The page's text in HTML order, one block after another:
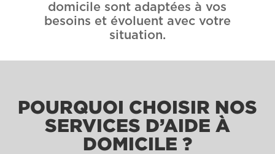
domicile sont adaptées à vos
besoins et évoluent avec votre
situation.
POURQUOI CHOISIR NOS
SERVICES D’AIDE À
DOMICILE ?